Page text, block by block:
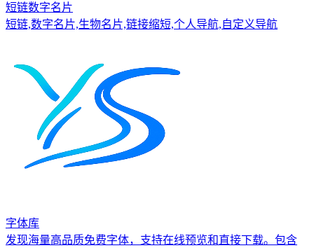
短链数字名片
短链,数字名片,生物名片,链接缩短,个人导航,自定义导航
字体库
发现海量高品质免费字体，支持在线预览和直接下载。包含